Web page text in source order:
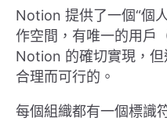
Notion 提供了一個“個
作空間，有唯一的用戶
Notion 的確切實現，
合理而可行的。
每個組織都有一個標識